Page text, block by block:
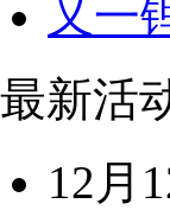
又一
最新活
12月